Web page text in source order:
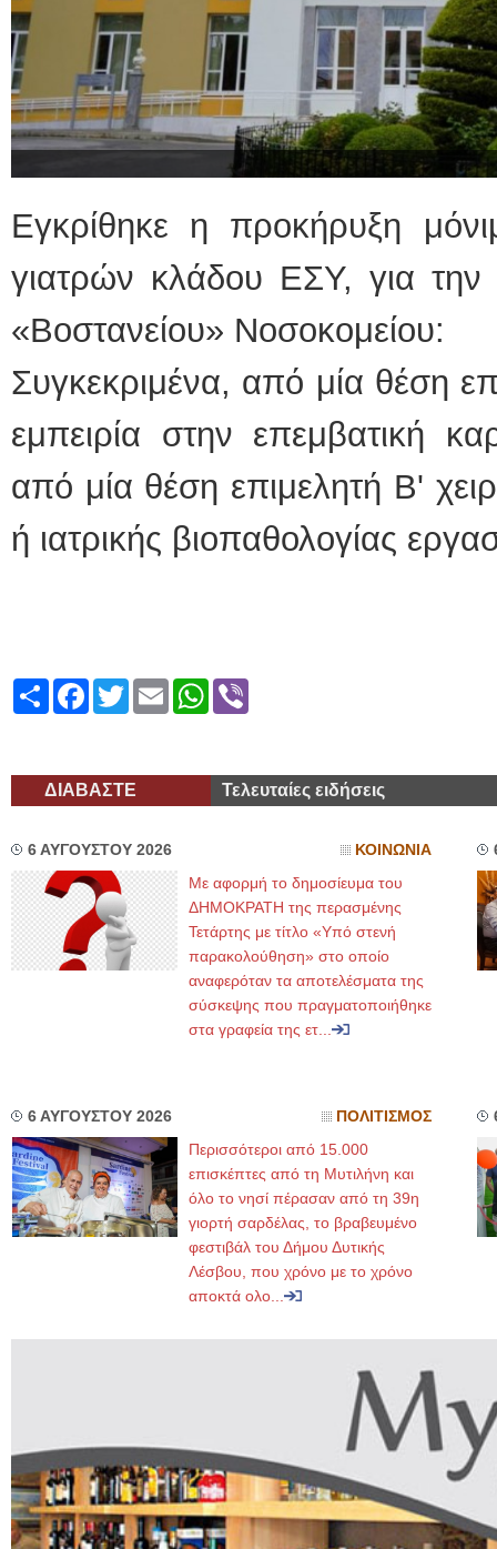
Εγκρίθηκε η προκήρυξη
γιατρών κλάδου ΕΣΥ, για
«Βοστανείου» Νοσοκομείου:
Συγκεκριμένα, από μία θέση
εμπειρία στην επεμβατική
από μία θέση επιμελητή Β'
ή ιατρικής βιοπαθολογίας
ShareFacebook
TwitterEmailWhatsApp
ΔΙΑΒΑΣΤΕ Τελευταίες ειδήσεις
6 ΑΥΓΟΥΣΤΟΥ 2026 ΚΟΙΝΩΝΙΑ
Με αφορμή το δημοσίευμα του
ΔΗΜΟΚΡΑΤΗ της περασμένης
Τετάρτης με τίτλο «Υπό στενή
παρακολούθηση» στο οποίο
αναφερόταν τα αποτελέσματα της
σύσκεψης που πραγματοποιήθηκε
στα γραφεία της ετ...
6 ΑΥΓΟΥΣΤΟΥ 2026 ΠΟΛΙΤΙΣΜΟΣ
Περισσότεροι από 15.000
επισκέπτες από τη Μυτιλήνη και
όλο το νησί πέρασαν από τη 39η
γιορτή σαρδέλας, το βραβευμένο
φεστιβάλ του Δήμου Δυτικής
Λέσβου, που χρόνο με το χρόνο
αποκτά ολο...
ΕΙΔΙΚΟΣ ΚΑΡΔΙΟΛΟΓΟΣ
ΚΩΝΣΤΑΝΤΙΝΟΣ
Holter πίεσης και
Δοκιμασία
υπέρηχος
Μυτιλήνη
Γέρα:Παπάδος
Φυσικοθεραπεύτρια
Σταυρουλάκη-
Πτυχιούχος
ΑΤΕΙ
Ασκληπιού 39
Μυτιλήνη